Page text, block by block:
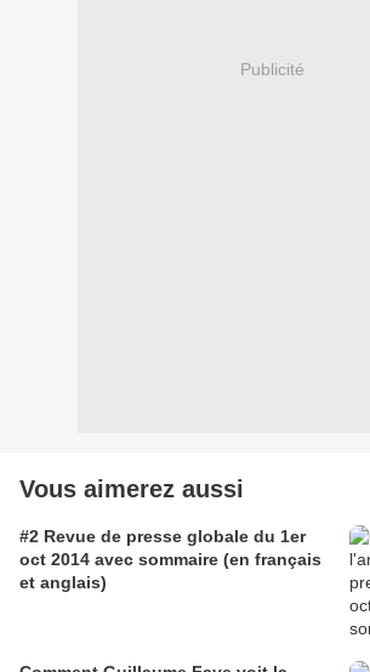
Publicité
Vous aimerez aussi
#2 Revue de presse globale du 1er
oct 2014 avec sommaire (en français
et anglais)